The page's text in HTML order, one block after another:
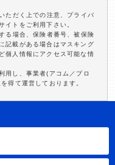
ただく上での注意、プライバ
イトをご利用下さい。
る場合、保険者番号、被保険
記載がある場合はマスキング
個人情報にアクセス可能な情
用し、事業者(アコム／プロ
得て運営しております。